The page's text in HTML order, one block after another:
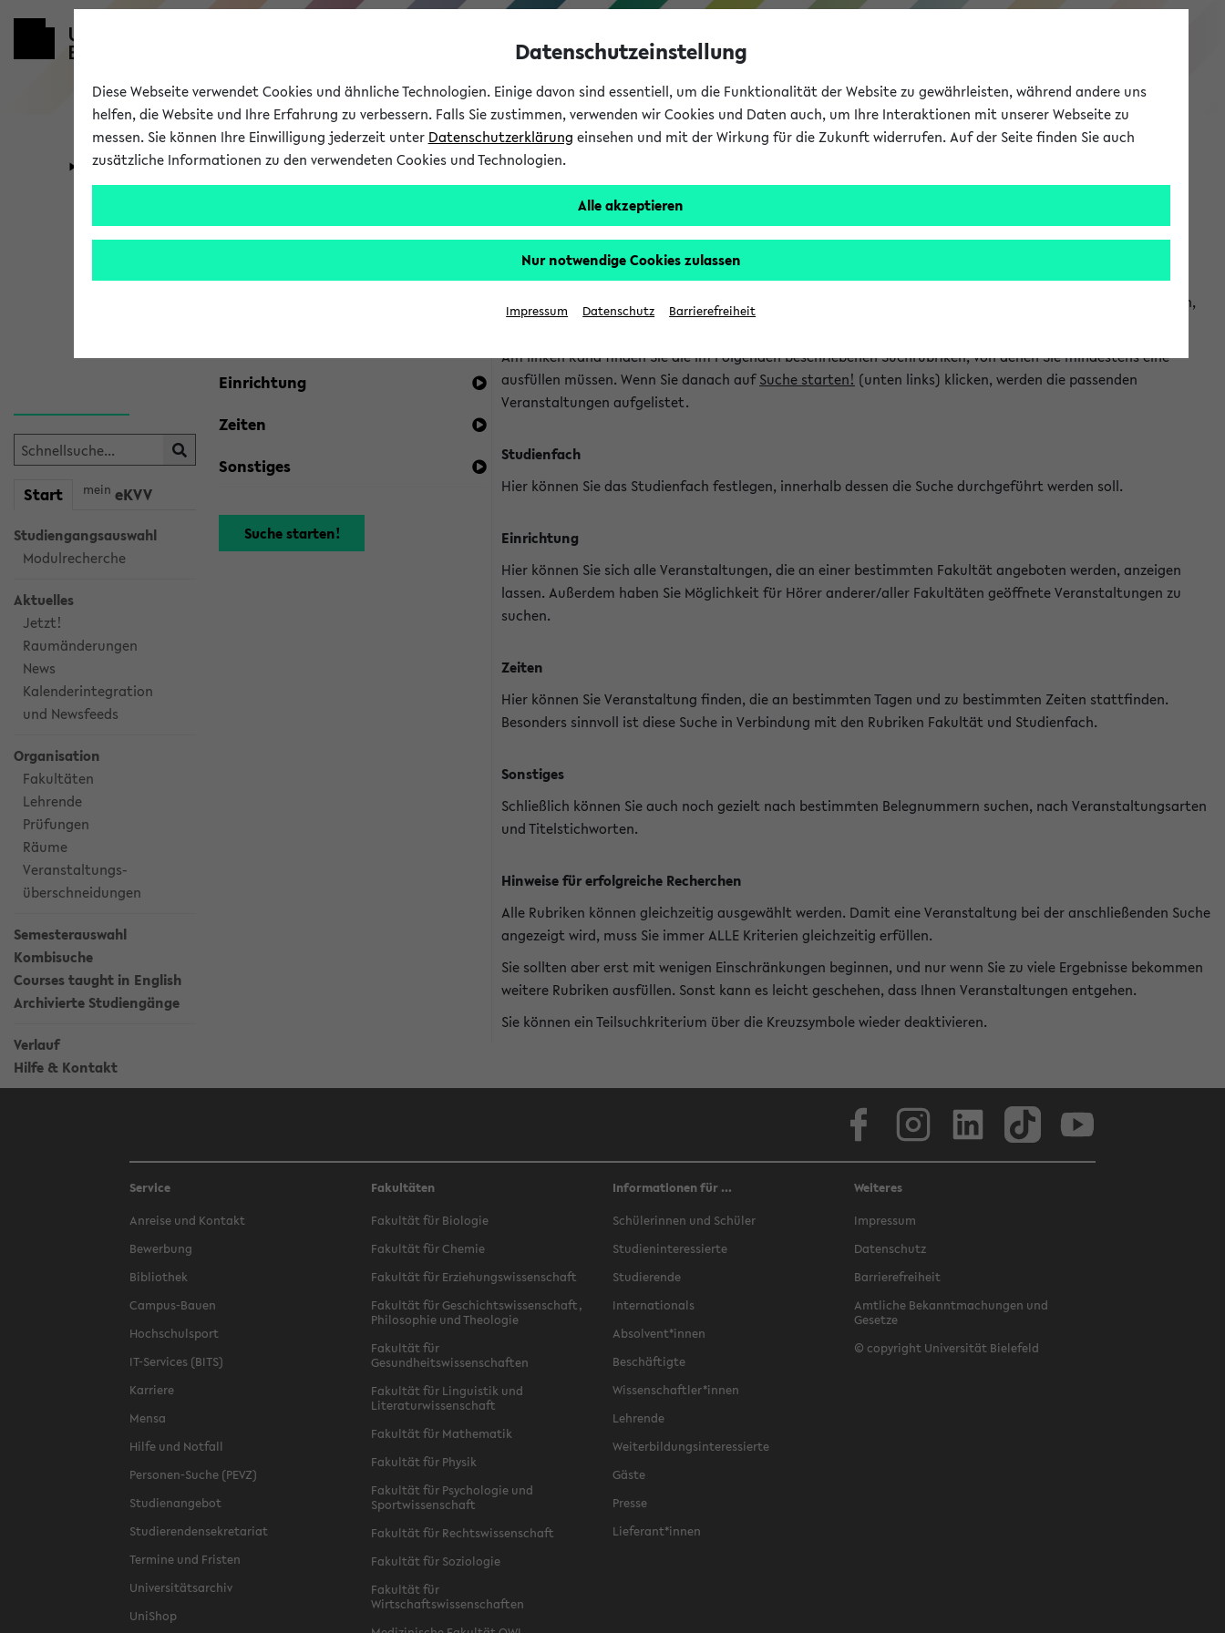
eKVV
Universität Forschung Studium
Start mein eKVV
Studiengangsauswahl
Modulrecherche
Aktuelles
Jetzt!
Raumänderungen
News
Kalenderintegration
und Newsfeeds
Organisation
Fakultäten
Lehrende
Prüfungen
Räume
Veranstaltungs-
überschneidungen
Semesterauswahl
Kombisuche
Courses taught in English
Archivierte Studiengänge
Verlauf
Hilfe & Kontakt
Kombisuche im eKVV
Ihre Suchkriterien:
Einrichtung
Zeiten
Sonstiges
Hinweise zur Kombisuche
Sie können das eKVV nach diversen Kriterien durchsuchen und so gezielt die Veranstaltungen heraussuchen,
die für Sie interessant sind.
Am linken Rand finden Sie die im Folgenden beschriebenen Suchrubriken, von denen Sie mindestens eine
ausfüllen müssen. Wenn Sie danach aufSuche starten! (unten links) klicken, werden die passenden
Veranstaltungen aufgelistet.
Studienfach
Hier können Sie das Studienfach festlegen, innerhalb dessen die Suche durchgeführt werden soll.
Einrichtung
Hier können Sie sich alle Veranstaltungen, die an einer bestimmten Fakultät angeboten werden, anzeigen
lassen. Außerdem haben Sie Möglichkeit für Hörer anderer/aller Fakultäten geöffnete Veranstaltungen zu
suchen.
Zeiten
Hier können Sie Veranstaltung finden, die an bestimmten Tagen und zu bestimmten Zeiten stattfinden.
Besonders sinnvoll ist diese Suche in Verbindung mit den Rubriken Fakultät und Studienfach.
Sonstiges
Schließlich können Sie auch noch gezielt nach bestimmten Belegnummern suchen, nach Veranstaltungsarten
und Titelstichworten.
Hinweise für erfolgreiche Recherchen
Alle Rubriken können gleichzeitig ausgewählt werden. Damit eine Veranstaltung bei der anschließenden Suche
angezeigt wird, muss Sie immer ALLE Kriterien gleichzeitig erfüllen.
Sie sollten aber erst mit wenigen Einschränkungen beginnen, und nur wenn Sie zu viele Ergebnisse bekommen
weitere Rubriken ausfüllen. Sonst kann es leicht geschehen, dass Ihnen Veranstaltungen entgehen.
Sie können ein Teilsuchkriterium über die Kreuzsymbole wieder deaktivieren.
Service
Anreise und Kontakt
Bewerbung
Bibliothek
Campus-Bauen
Hochschulsport
IT-Services (BITS)
Karriere
Mensa
Hilfe und Notfall
Personen-Suche (PEVZ)
Studienangebot
Studierendensekretariat
Termine und Fristen
Universitätsarchiv
UniShop
Fakultäten
Fakultät für Biologie
Fakultät für Chemie
Fakultät für Erziehungswissenschaft
Fakultät für Geschichtswissenschaft,
Philosophie und Theologie
Fakultät für
Gesundheitswissenschaften
Fakultät für Linguistik und
Literaturwissenschaft
Fakultät für Mathematik
Fakultät für Physik
Fakultät für Psychologie und
Sportwissenschaft
Fakultät für Rechtswissenschaft
Fakultät für Soziologie
Fakultät für
Wirtschaftswissenschaften
Informationen für ...
Schülerinnen und Schüler
Studieninteressierte
Studierende
Internationals
Absolvent*innen
Beschäftigte
Wissenschaftler*innen
Lehrende
Weiterbildungsinteressierte
Gäste
Presse
Lieferant*innen
Weiteres
Impressum
Datenschutz
Barrierefreiheit
Amtliche Bekanntmachungen und
Gesetze
© copyright Universität Bielefeld
Datenschutzeinstellung
Diese Webseite verwendet Cookies und ähnliche Technologien. Einige davon sind essentiell, um die Funktionalität der Website zu gewährleisten, während andere uns
helfen, die Website und Ihre Erfahrung zu verbessern. Falls Sie zustimmen, verwenden wir Cookies und Daten auch, um Ihre Interaktionen mit unserer Webseite zu
messen. Sie können Ihre Einwilligung jederzeit unter Datenschutzerklärung einsehen und mit der Wirkung für die Zukunft widerrufen. Auf der Seite finden Sie auch
zusätzliche Informationen zu den verwendeten Cookies und Technologien.
Alle akzeptieren
Nur notwendige Cookies zulassen
Impressum Datenschutz Barrierefreiheit